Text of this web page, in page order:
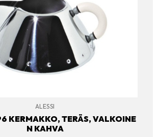
ALESSI
KERMAKKO, TERÄS, VALKOINE
N KAHVA